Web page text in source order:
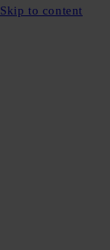
Skip to content